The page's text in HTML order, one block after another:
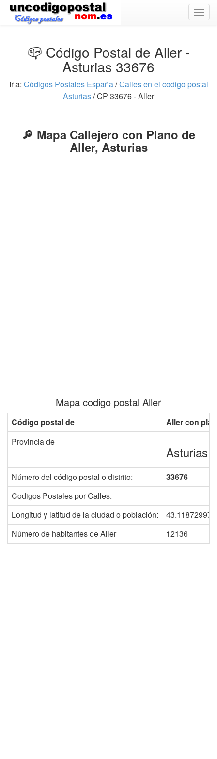
📪 Código Postal de Aller -
Asturias 33676
Ir a: Códigos Postales España/Calles en el codigo postal
Asturias/ CP 33676 - Aller
🔎 Mapa Callejero con Plano de
Aller, Asturias
Mapa codigo postal Aller
Código postal de
Aller con
Provincia de
Asturias
Número del código postal o distrito:
33676
Codigos Postales por Calles:
Longitud y latitud de la ciudad o población:
Número de habitantes de Aller
12136